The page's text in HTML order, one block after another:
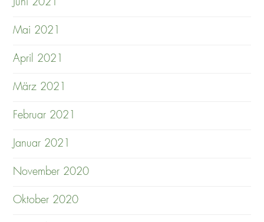
Juni 2021
Mai 2021
April 2021
März 2021
Februar 2021
Januar 2021
November 2020
Oktober 2020